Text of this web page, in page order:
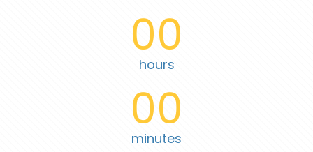
00
hours
00
minutes